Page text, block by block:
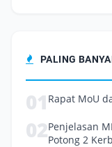
PALING
01 Rapat MoU
02Penjelasan
Potong 2